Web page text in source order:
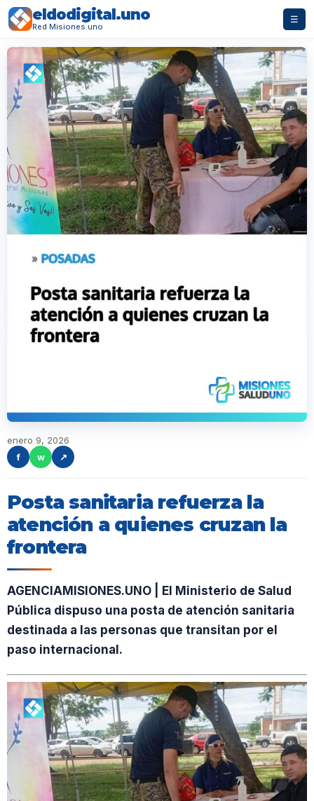
eldodigital.uno
Red Misiones.uno
☰
enero 9, 2026
f
w ↗
Posta sanitaria refuerza la
atención a quienes cruzan la
frontera
AGENCIAMISIONES.UNO | El Ministerio de Salud
Pública dispuso una posta de atención sanitaria
destinada a las personas que transitan por el
paso internacional.